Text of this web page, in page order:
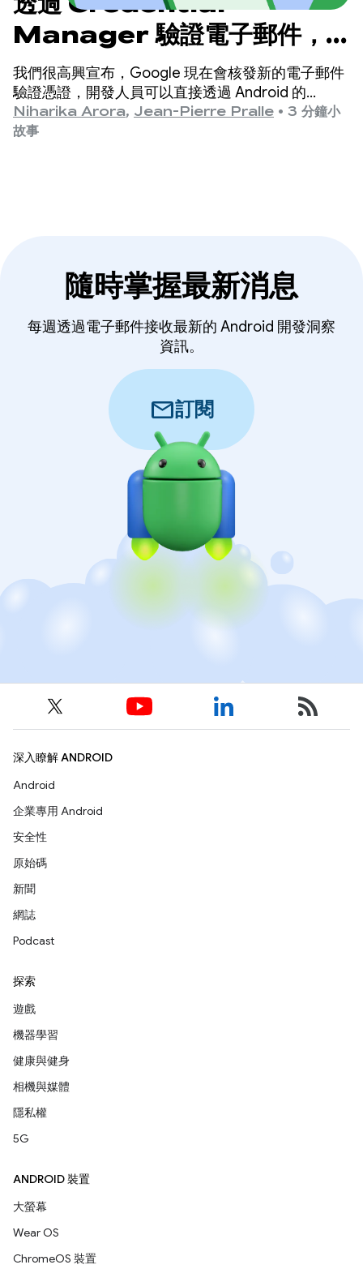
Manager 驗證電子郵件，簡
化使用者歷程
我們很高興宣布，Google 現在會核發新的電子郵件
驗證憑證，開發人員可以直接透過 Android 的
Credential Manager Digital Credential API 擷取這
項憑證。
Niharika Arora, Jean-Pierre Pralle • 3 分鐘小
故事
隨時掌握最新消息
每週透過電子郵件接收最新的 Android 開發洞察
資訊。
mail訂閱
深入瞭解 ANDROID
Android
企業專用 Android
安全性
原始碼
新聞
網誌
Podcast
探索
遊戲
機器學習
健康與健身
相機與媒體
隱私權
5G
ANDROID 裝置
大螢幕
Wear OS
ChromeOS 裝置